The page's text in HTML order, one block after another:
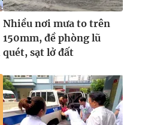
Nhiều nơi mưa to trên
150mm, đề phòng lũ
quét, sạt lở đất